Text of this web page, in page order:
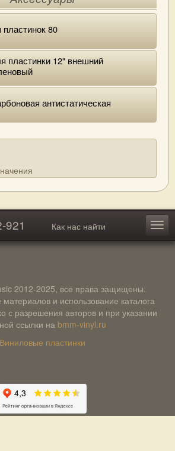
80
пластинки 12" внешний
антистатическая
921 Как нас найти
2012-2025, все права защищены.
и использование каталога
с разрешения авторов и при указании
ссылки на bmm-vinyl.ru
Виниловые пластинки